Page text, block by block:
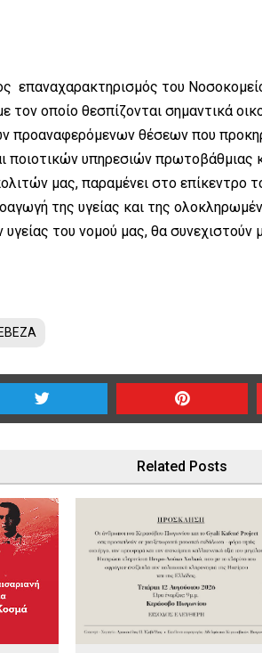
επαναχαρακτηρισμός του
τον οποίο θεσπίζονται σημαντικά
προαναφερόμενων θέσεων που
υπηρεσιών πρωτοβάθμιας
μας, παραμένει στο επίκεντρο
της υγείας και της
του νομού μας, θα συνεχιστούν
Related Posts